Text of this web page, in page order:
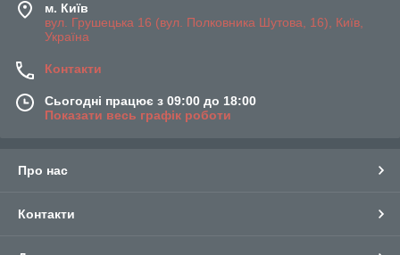
м. Київ
вул. Грушецька 16 (вул. Полковника Шутова, 16), Київ,
Україна
Контакти
Сьогодні працює з 09:00 до 18:00
Показати весь графік роботи
Про нас
Контакти